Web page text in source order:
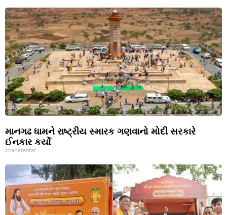
માનગઢ ધામને રાષ્ટ્રીય સ્મારક ગણવાનો મોદી સરકારે
ઈનકાર કર્યો
khabarantar